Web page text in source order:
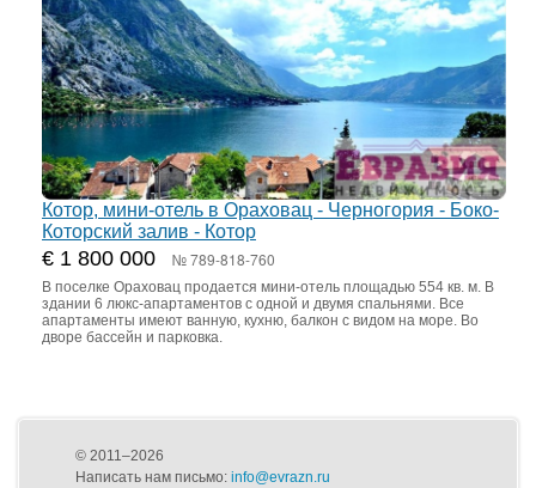
Котор, мини-отель в Ораховац - Черногория - Боко-
Которский залив - Котор
€ 1 800 000 № 789-818-760
В поселке Ораховац продается мини-отель площадью 554 кв. м. В
здании 6 люкс-апартаментов с одной и двумя спальнями. Все
апартаменты имеют ванную, кухню, балкон с видом на море. Во
дворе бассейн и парковка.
© 2011–2026
Написать нам письмо: info@evrazn.ru